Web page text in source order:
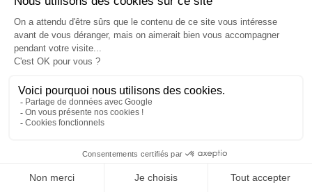
Sticker bouteille mariage Dellus